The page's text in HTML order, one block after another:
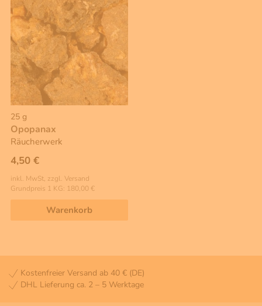
25 g
Opopanax
Räucherwerk
4,50 €
inkl. MwSt, zzgl. Versand
Grundpreis 1 KG: 180,00 €
Warenkorb
Kostenfreier Versand ab 40 € (DE)
DHL Lieferung ca. 2 – 5 Werktage